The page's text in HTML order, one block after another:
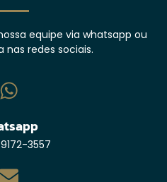
equipe via whatsapp ou
nas redes sociais.
3557